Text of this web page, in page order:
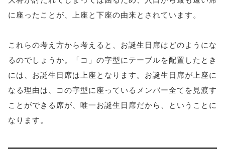
に座ったことが、上座と下座の由来とされています。
これらの考え方から考えると、お誕生日席はどのようにな
るのでしょうか。「コ」の字型にテーブルを配置したとき
には、お誕生日席は上座となります。お誕生日席が上座に
なる理由は、コの字型に座っているメンバー全てを見渡す
ことができる席が、唯一お誕生日席だから、ということに
なります。